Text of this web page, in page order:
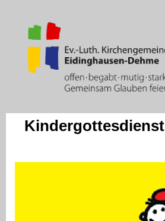
Kindergottesdienst